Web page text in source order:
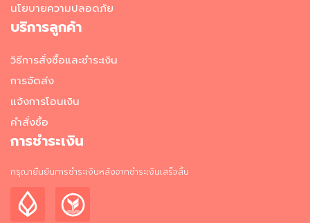
นโยบายความปลอดภัย
บริการลูกค้า
วิธีการสั่งซื้อและชำระเงิน
การจัดส่ง
แจ้งการโอนเงิน
คำสั่งซื้อ
การชำระเงิน
กรุณายืนยันการชำระเงินหลังจากชำระเงินเสร็จสิ้น